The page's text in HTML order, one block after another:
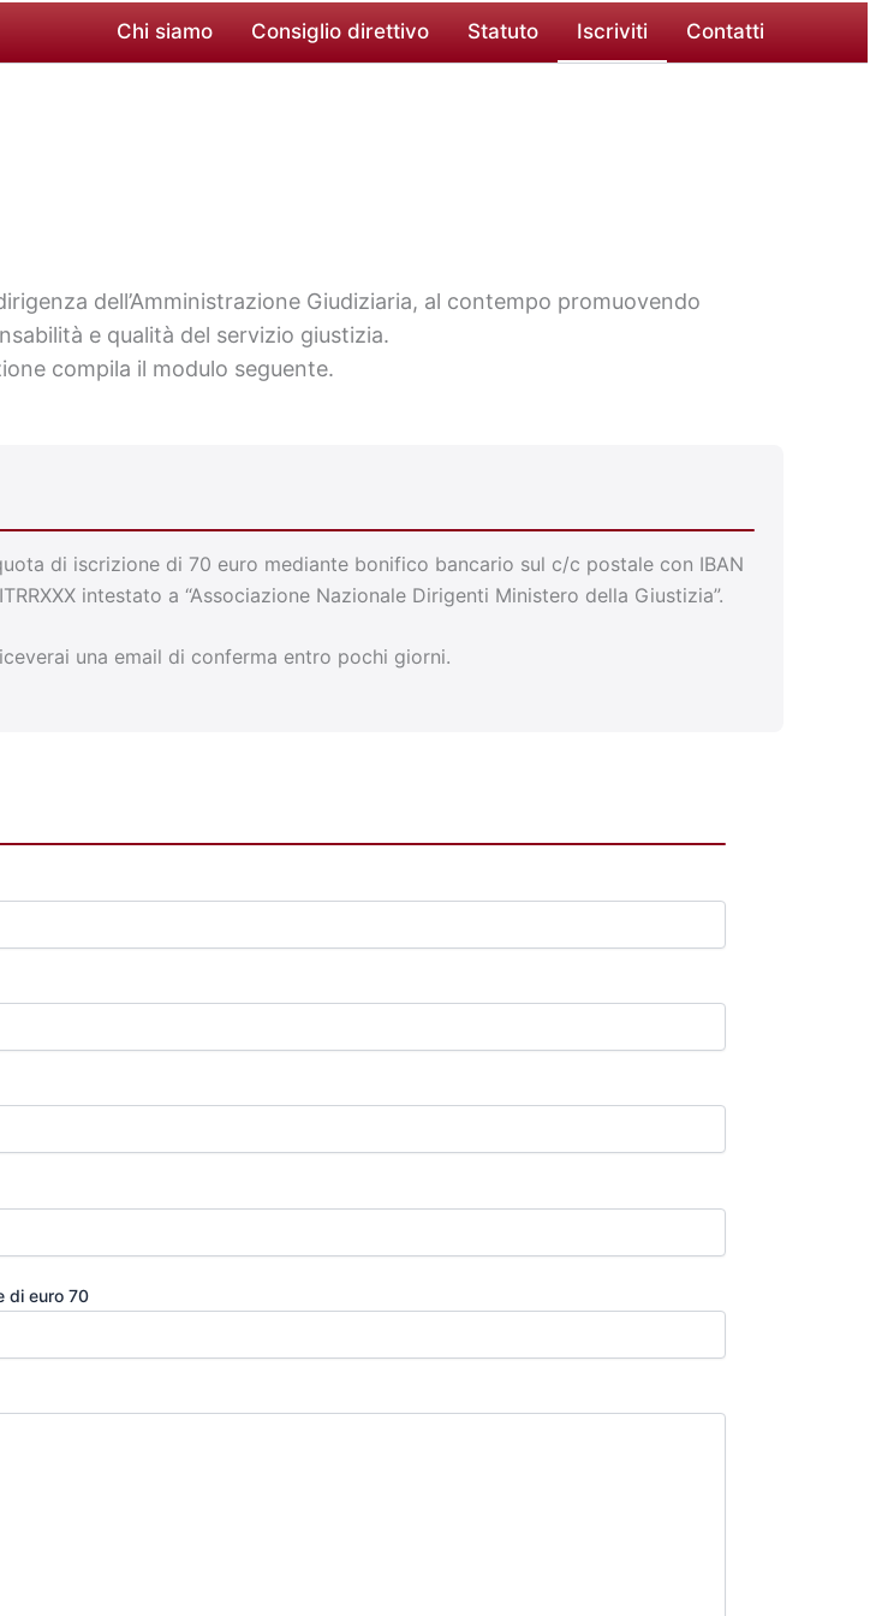
Chi siamo Consiglio direttivo Statuto Iscriviti Contatti
dell’Amministrazione Giudiziaria, al contempo promuovendo
e qualità del servizio giustizia.
compila il modulo seguente.
di iscrizione di 70 euro mediante bonifico bancario sul c/c postale con IBAN
intestato a “Associazione Nazionale Dirigenti Ministero della Giustizia”.
una email di conferma entro pochi giorni.
di euro 70